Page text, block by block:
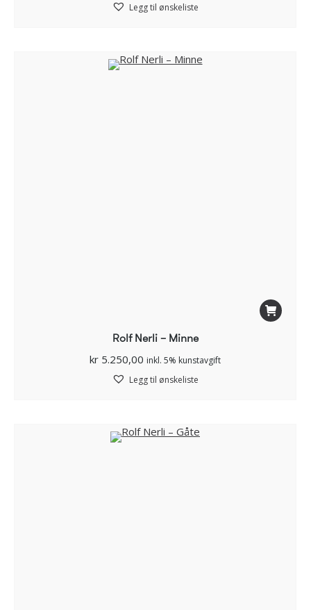
Legg til ønskeliste
Rolf Nerli – Minne
kr 5.250,00 inkl. 5% kunstavgift
Legg til ønskeliste